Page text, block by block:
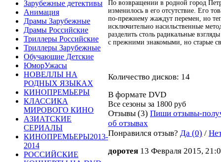
Зарубежные детективы
Анимация
Драмы Зарубежные
Драмы Российские
Триллеры Российские
Триллеры Зарубежные
Обучающие Детские
ЮморУжасы
НОВЕЛЛЫ НА
РОДНЫХ ЯЗЫКАХ
КИНОПРЕМЬЕРЫ
КЛАССИКА
МИРОВОГО КИНО
АЗИАТСКИЕ
СЕРИАЛЫ
КИНОПРЕМЬЕРЫ2013-
2014
РОССИЙСКИЕ
По возвращении в родной город
изменилось в его отсутствие. Его
по-прежнему жаждут перемен, но
исключительно насильственные
разделить столь радикальные
с прежними знакомыми, но старые
Количество дисков: 14
В формате DVD
Все сезоны за 1800 руб
Отзывы (3) Пиши отзывы-
об отзывах
Понравился отзыв? Да (0) /
доротея 13 Февраля 2015,